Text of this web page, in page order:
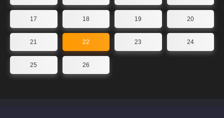
17 18 19 20
21 22 23 24
25 26